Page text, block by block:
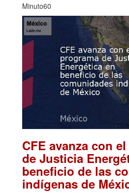
Minuto60
CFE avanza con
de Justicia
beneficio de las
indígenas de